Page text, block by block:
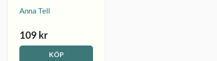
Anna Tell
109 kr
KÖP